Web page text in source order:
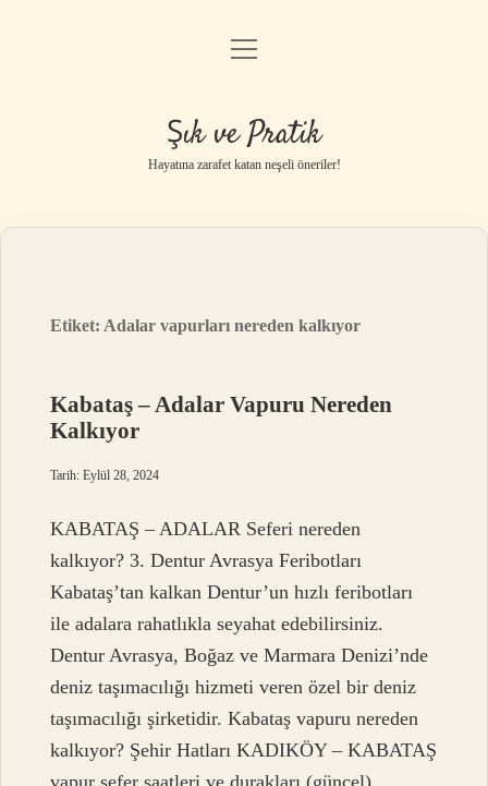
Anasayfa
Yasal Uyarı
menüyü
Şık ve Pratik
Hayatına zarafet katan neşeli öneriler!
Etiket: Adalar vapurları nereden kalkıyor
Kabataş – Adalar Vapuru Nereden
Kalkıyor
Tarih: Eylül 28, 2024
KABATAŞ – ADALAR Seferi nereden
kalkıyor? 3. Dentur Avrasya Feribotları
Kabataş’tan kalkan Dentur’un hızlı feribotları
ile adalara rahatlıkla seyahat edebilirsiniz.
Dentur Avrasya, Boğaz ve Marmara Denizi’nde
deniz taşımacılığı hizmeti veren özel bir deniz
taşımacılığı şirketidir. Kabataş vapuru nereden
kalkıyor? Şehir Hatları KADIKÖY – KABATAŞ